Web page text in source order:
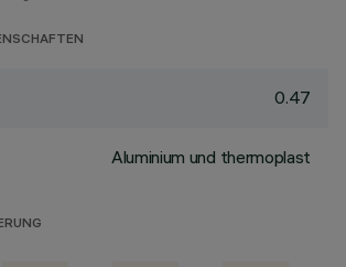
0.47
Aluminium und thermoplast